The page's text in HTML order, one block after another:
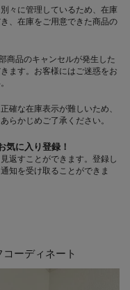
々に管理しているため、在庫
、在庫をご用意できた商品の
商品のキャンセルが発生した
ます。お客様にはご迷惑をお
確な在庫表示が難しいため、
らかじめご了承ください。
気に入り登録！
返すことができます。登録し
知を受け取ることができま
ーディネート